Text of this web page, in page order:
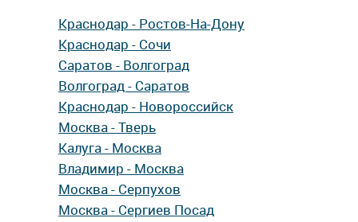
Краснодар - Ростов-На-Дону
Краснодар - Сочи
Саратов - Волгоград
Волгоград - Саратов
Краснодар - Новороссийск
Москва - Тверь
Калуга - Москва
Владимир - Москва
Москва - Серпухов
Москва - Сергиев Посад